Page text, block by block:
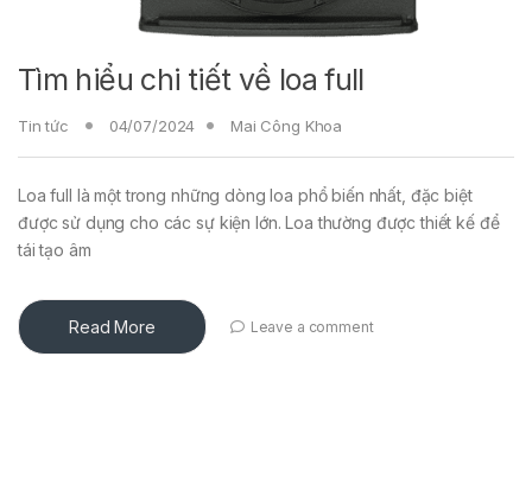
Tìm hiểu chi tiết về loa full
Tin tức 04/07/2024 Mai Công Khoa
Loa full là một trong những dòng loa phổ biến nhất, đặc biệt
được sử dụng cho các sự kiện lớn. Loa thường được thiết kế để
tái tạo âm
Read More Leave a comment